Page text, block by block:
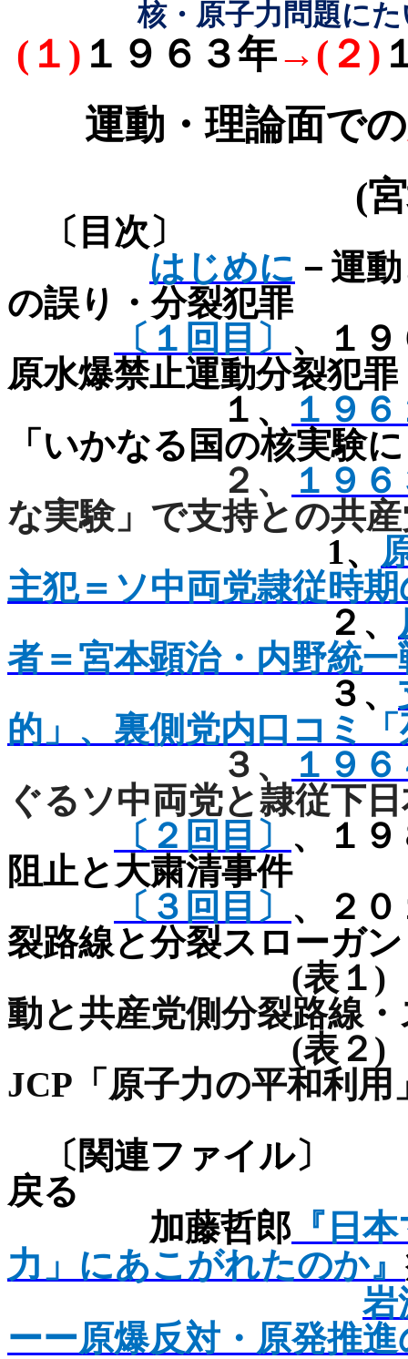
核・原子力問題に
( １ ) １９６３年→( ２ )
運動・理論面での
(
〔目次〕
はじめに －運
の誤り・分裂犯罪
〔１回目〕 、１
原水爆禁止運動分裂犯罪
１、
１９
「いかなる国の核実験
２、
１９
な実験」で支持との共
1、
主犯＝ソ中両党隷従時
２、
者＝宮本顕治・ 内野統
３、
的」、裏側党内口コミ
３、
１９
ぐるソ中両党と隷従下
〔２回目〕 、１
阻止と大粛清事件
〔３回目〕 、２
裂路線と分裂スローガン
(表１ )
動と共産党側分裂路線
(表２ )
JCP 「原子力の平和利
〔関連ファ
戻る
加藤哲郎 『日
力」にあこがれたのか』
岩
ーー原爆反対・原発推